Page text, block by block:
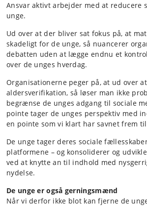
Ansvar aktivt arbejder med at reducere
unge.
Ud over at der bliver sat fokus på, at
skadeligt for de unge, så nuancerer
debatten uden at lægge endnu et
over de unges hverdag.
Organisationerne peger på, at ud over
aldersverifikation, så løser man ikke
begrænse de unges adgang til sociale
pointe tager de unges perspektiv med
en pointe som vi klart har savnet frem
De unge tager deres sociale
platformene – og konsoliderer og
ved at knytte an til indhold med
nydelse.
De unge er også gerningsmænd
Når vi derfor ikke blot kan fjerne de